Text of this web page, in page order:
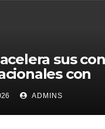
sus
con
como
en su
ADMINS